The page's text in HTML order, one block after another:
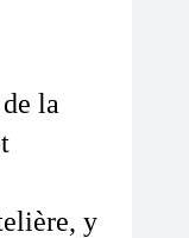
la
y